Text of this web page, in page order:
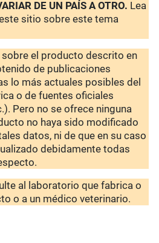
DE UN PAÍS A OTRO. Lea
sitio sobre este tema
el producto descrito en
de publicaciones
lo más actuales posibles del
o de fuentes oficiales
Pero no se ofrece ninguna
no haya sido modificado
datos, ni de que en su caso
debidamente todas
al laboratorio que fabrica o
o a un médico veterinario.